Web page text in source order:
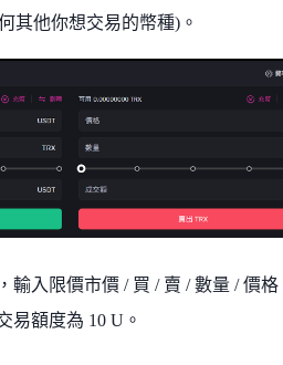
其他你想交易的幣種)。
輸入限價市價 / 買 / 賣 / 數量 / 價格
易額度為 10 U。